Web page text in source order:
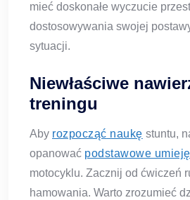
mieć doskonałe wyczucie
dostosowywania swojej
sytuacji.
Niewłaściwe
treningu
Aby rozpocząć naukę stuntu,
opanować podstawowe
motocyklu. Zacznij od ćwiczeń
hamowania. Warto zrozumieć